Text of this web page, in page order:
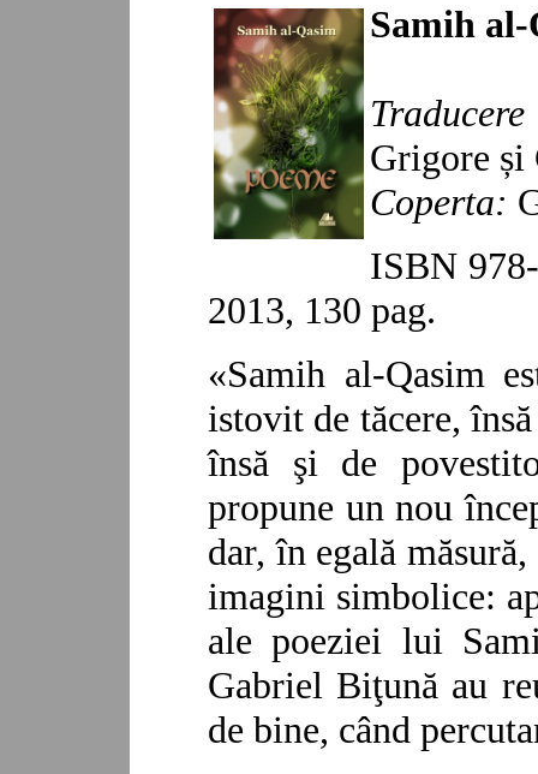
Samih al-
Grigore și
Coperta:
ISBN
2013, 130 pag.
«Samih al-Qasim
istovit de tăcere,
însă şi de
propune un nou
dar, în egală
imagini simbolice:
ale poeziei lui
Gabriel Biţună au
de bine, când